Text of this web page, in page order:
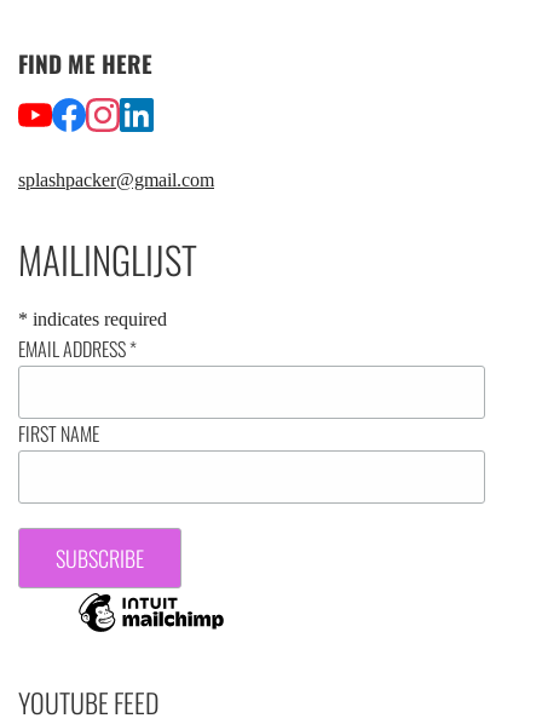
FIND ME HERE
splashpacker@gmail.com
MAILINGLIJST
* indicates required
EMAIL ADDRESS*
FIRST NAME
YOUTUBE FEED